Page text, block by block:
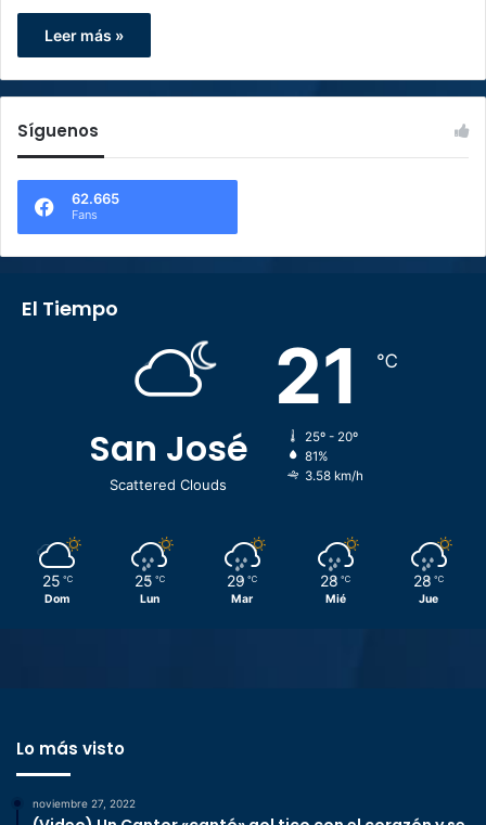
Leer más »
Síguenos
62.665
Fans
El Tiempo
San José
Scattered Clouds
21 ℃
25º - 20º
81%
3.58 km/h
25 ℃
Dom
25 ℃
Lun
29 ℃
Mar
28 ℃
Mié
28 ℃
Jue
Lo más visto
noviembre 27, 2022